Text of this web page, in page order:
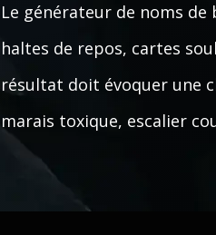
Le générateur de noms
haltes de repos, cartes
résultat doit évoquer une
marais toxique, escalier